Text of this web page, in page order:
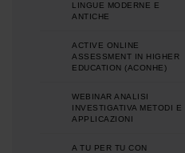
LINGUE MODERNE E
ANTICHE
ACTIVE ONLINE
ASSESSMENT IN HIGHER
EDUCATION (ACONHE)
WEBINAR ANALISI
INVESTIGATIVA METODI E
APPLICAZIONI
A TU PER TU CON